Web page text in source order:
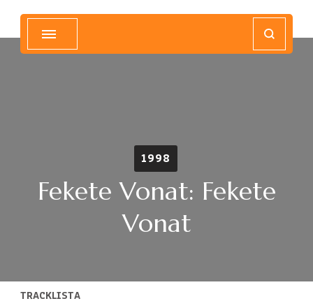
1998
Fekete Vonat: Fekete
Vonat
TRACKLISTA